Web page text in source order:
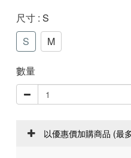
尺寸 : S
S
M
數量
以優惠價加購商品 (最